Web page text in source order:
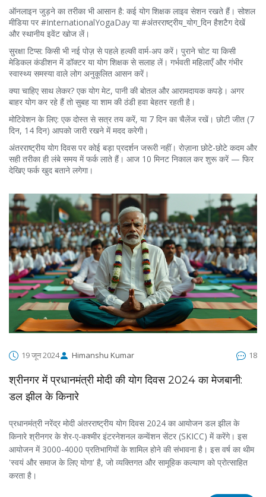
ऑनलाइन जुड़ने का तरीका भी आसान है: कई योग शिक्षक लाइव सेशन रखते हैं। सोशल
मीडिया पर #InternationalYogaDay या #अंतरराष्ट्रीय_योग_दिन हैशटैग देखें
और स्थानीय इवेंट खोज लें।
सुरक्षा टिप्स: किसी भी नई पोज़ से पहले हल्की वार्म-अप करें। पुराने चोट या किसी
मेडिकल कंडीशन में डॉक्टर या योग शिक्षक से सलाह लें। गर्भवती महिलाएँ और गंभीर
स्वास्थ्य समस्या वाले लोग अनुकूलित आसन करें।
क्या चाहिए साथ लेकर? एक योग मेट, पानी की बोतल और आरामदायक कपड़े। अगर
बाहर योग कर रहे हैं तो सुबह या शाम की ठंडी हवा बेहतर रहती है।
मोटिवेशन के लिए: एक दोस्त से सत्र तय करें, या 7 दिन का चैलेंज रखें। छोटी जीत (7
दिन, 14 दिन) आपको जारी रखने में मदद करेगी।
अंतरराष्ट्रीय योग दिवस पर कोई बड़ा प्रदर्शन जरूरी नहीं। रोज़ाना छोटे-छोटे कदम और
सही तरीका ही लंबे समय में फर्क लाते हैं। आज 10 मिनट निकाल कर शुरू करें — फिर
देखिए फर्क खुद बताने लगेगा।
19 जून 2024 Himanshu Kumar 18
श्रीनगर में प्रधानमंत्री मोदी की योग दिवस 2024 का मेजबानी:
डल झील के किनारे
प्रधानमंत्री नरेंद्र मोदी अंतरराष्ट्रीय योग दिवस 2024 का आयोजन डल झील के
किनारे श्रीनगर के शेर-ए-कश्मीर इंटरनेशनल कन्वेंशन सेंटर (SKICC) में करेंगे। इस
आयोजन में 3000-4000 प्रतिभागियों के शामिल होने की संभावना है। इस वर्ष का थीम
'स्वयं और समाज के लिए योगा' है, जो व्यक्तिगत और सामूहिक कल्याण को प्रोत्साहित
करता है।